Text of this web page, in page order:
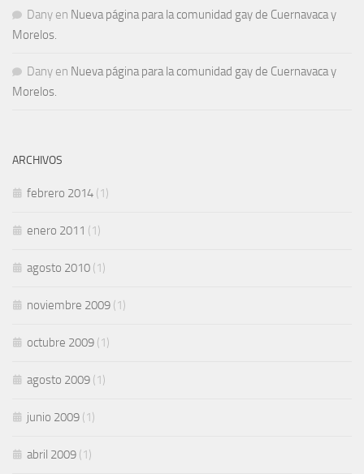
Dany en Nueva página para la comunidad gay de Cuernavaca y
Morelos.
Dany en Nueva página para la comunidad gay de Cuernavaca y
Morelos.
ARCHIVOS
febrero 2014 (1)
enero 2011 (1)
agosto 2010 (1)
noviembre 2009 (1)
octubre 2009 (1)
agosto 2009 (1)
junio 2009 (1)
abril 2009 (1)